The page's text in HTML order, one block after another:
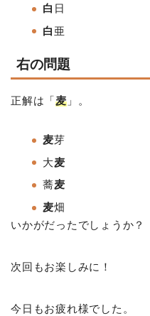
白 日
白 亜
右の問題
正解は「麦」。
麦芽
大麦
蕎麦
麦畑
いかがだったでしょうか？
次回もお楽しみに！
今日もお疲れ様でした。